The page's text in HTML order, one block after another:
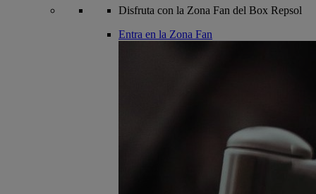
Disfruta con la Zona Fan del Box Repsol
Entra en la Zona Fan